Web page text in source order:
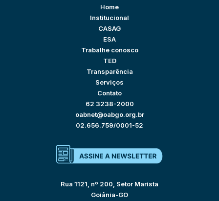
Home
Institucional
CASAG
ESA
Trabalhe conosco
TED
Transparência
Serviços
Contato
62 3238-2000
oabnet@oabgo.org.br
02.656.759/0001-52
Rua 1121, nº 200, Setor Marista
Goiânia-GO